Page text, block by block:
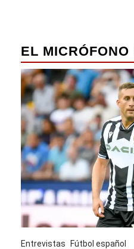
EL MICRÓFONO
Entrevistas Fútbol español